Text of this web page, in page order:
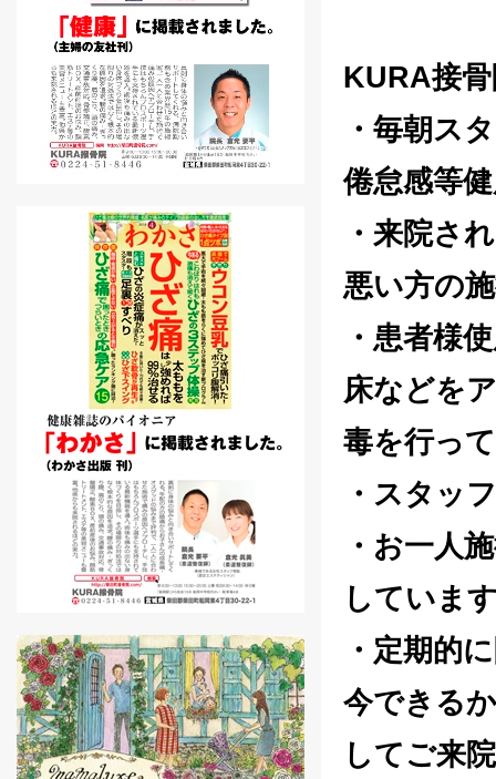
KURA接
・毎朝ス
倦怠感等
・来院さ
悪い方の
・患者様
床などを
毒を行っ
・スタッ
・お一人
していま
・定期的
今できる
してご来